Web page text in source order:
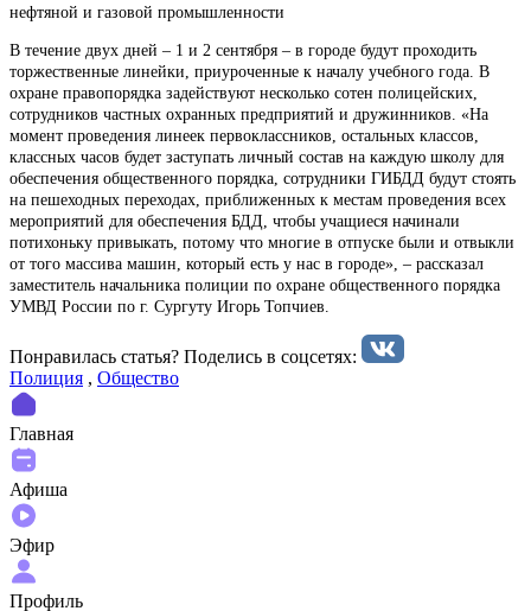
нефтяной и газовой промышленности
В течение двух дней – 1 и 2 сентября – в городе будут проходить
торжественные линейки, приуроченные к началу учебного года. В
охране правопорядка задействуют несколько сотен полицейских,
сотрудников частных охранных предприятий и дружинников. «На
момент проведения линеек первоклассников, остальных классов,
классных часов будет заступать личный состав на каждую школу для
обеспечения общественного порядка, сотрудники ГИБДД будут стоять
на пешеходных переходах, приближенных к местам проведения всех
мероприятий для обеспечения БДД, чтобы учащиеся начинали
потихоньку привыкать, потому что многие в отпуске были и отвыкли
от того массива машин, который есть у нас в городе», – рассказал
заместитель начальника полиции по охране общественного порядка
УМВД России по г. Сургуту Игорь Топчиев.
Понравилась статья? Поделиcь в соцсетях:
Полиция , Общество
Главная
Афиша
Эфир
Профиль